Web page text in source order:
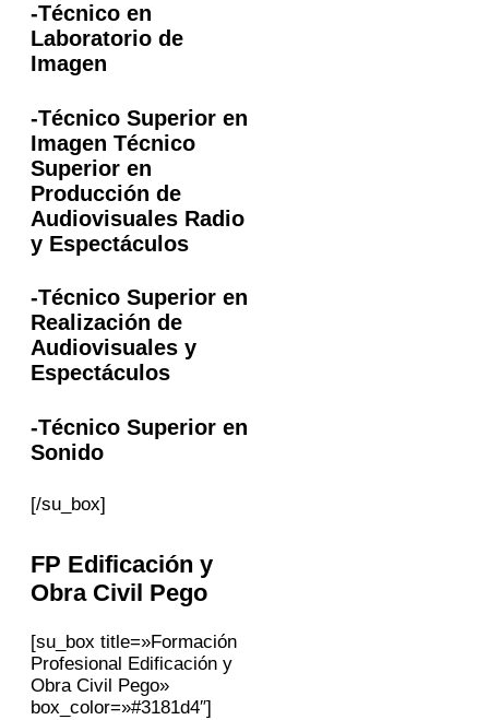
-Técnico en
Laboratorio de
Imagen
-Técnico Superior en
Imagen Técnico
Superior en
Producción de
Audiovisuales Radio
y Espectáculos
-Técnico Superior en
Realización de
Audiovisuales y
Espectáculos
-Técnico Superior en
Sonido
[/su_box]
FP Edificación y
Obra Civil Pego
[su_box title=»Formación
Profesional Edificación y
Obra Civil Pego»
box_color=»#3181d4″]